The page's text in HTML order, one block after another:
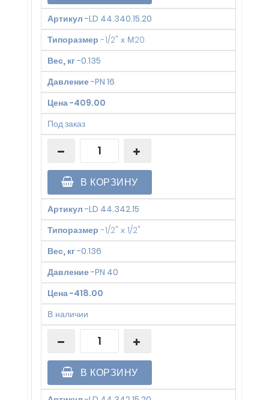
Артикул -LD 44.340.15.20
Типоразмер -1/2" х М20
Вес, кг-0.135
Давление-PN 16
Цена-409.00
Под заказ
В КОРЗИНУ
Артикул -LD 44.342.15
Типоразмер -1/2" х 1/2"
Вес, кг-0.136
Давление-PN 40
Цена-418.00
В наличии
В КОРЗИНУ